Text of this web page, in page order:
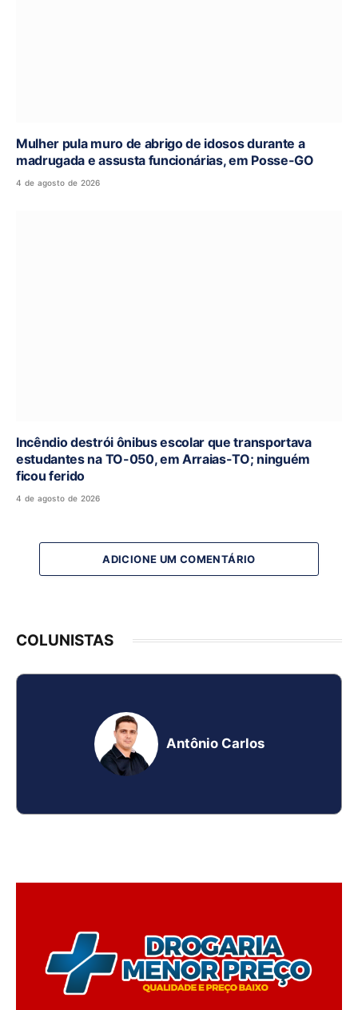
Mulher pula muro de abrigo de idosos durante a
madrugada e assusta funcionárias, em Posse-GO
4 de agosto de 2026
Incêndio destrói ônibus escolar que transportava
estudantes na TO-050, em Arraias-TO; ninguém
ficou ferido
4 de agosto de 2026
ADICIONE UM COMENTÁRIO
COLUNISTAS
Antônio Carlos